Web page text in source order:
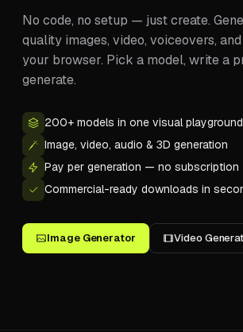
No code, no setup — just create.
quality images, video, voiceovers,
your browser. Pick a model, write a
generate.
200+ models in one visual playground
Image, video, audio & 3D generation
Pay per generation — no subscription
Commercial-ready downloads in
Image Generator Video